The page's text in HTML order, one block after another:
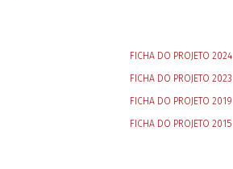
FICHA DO PROJETO 2024
FICHA DO PROJETO 2023
FICHA DO PROJETO 2019
FICHA DO PROJETO 2015